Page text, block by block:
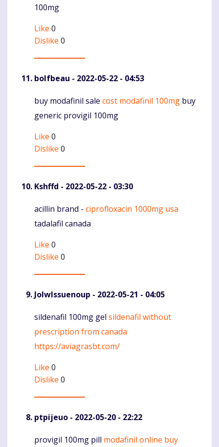
100mg
Like 0
Dislike 0
bolfbeau - 2022-05-22 - 04:53
Komentaras
buy modafinil sale cost modafinil 100mg buy
generic provigil 100mg
Like 0
Dislike 0
Kshffd - 2022-05-22 - 03:30
Komentaras
acillin brand - ciprofloxacin 1000mg usa
tadalafil canada
Like 0
Dislike 0
JolwIssuenoup - 2022-05-21 - 04:05
Komentaras
sildenafil 100mg gel sildenafil without
prescription from canada
https://aviagrasbt.com/
Like 0
Dislike 0
ptpijeuo - 2022-05-20 - 22:22
Komentaras
provigil 100mg pill modafinil online buy